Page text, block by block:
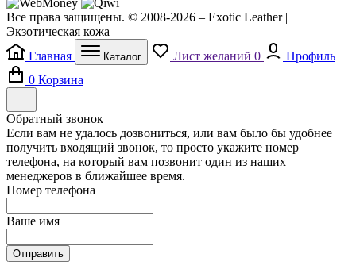
Все права защищены. © 2008-2026 – Exotic Leather |
Экзотическая кожа
Главная
Каталог Лист желаний 0
Профиль
0 Корзина
Обратный звонок
Если вам не удалось дозвониться, или вам было бы удобнее
получить входящий звонок, то просто укажите номер
телефона, на который вам позвонит один из наших
менеджеров в ближайшее время.
Номер телефона
Ваше имя
Отправить